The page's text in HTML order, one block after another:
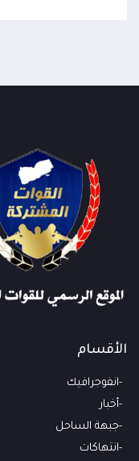
الأقسام
انفوجرافيك
أخبار
جبهة الساحل
انتهاكات